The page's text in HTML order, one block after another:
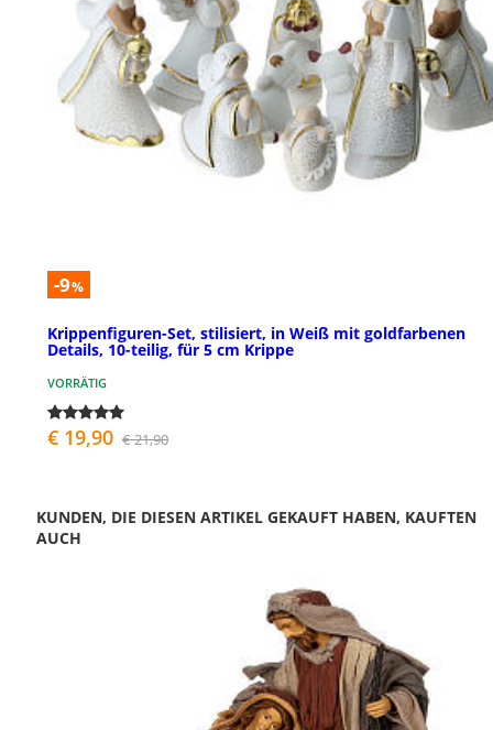
-9%
Krippenfiguren-Set, stilisiert, in Weiß mit goldfarbenen
Details, 10-teilig, für 5 cm Krippe
VORRÄTIG
€ 19,90 € 21,90
KUNDEN, DIE DIESEN ARTIKEL GEKAUFT HABEN, KAUFTEN
AUCH